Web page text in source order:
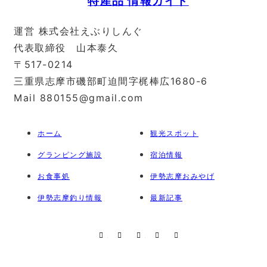
運営 株式会社えぶりしんぐ
代表取締役 山本泰久
〒517-0214
三重県志摩市磯部町迫間字梶棒広1680-6
Mail 880155@gmail.com
ホーム 観光スポット
グランピング施設 宿泊情報
お食事処 伊勢志摩おみやげ
伊勢志摩釣り情報 最新記事
Facebook
Instagram
Pinterest
RSS